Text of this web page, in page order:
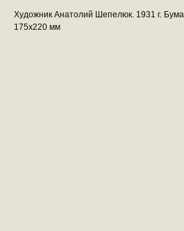
Художник Анатолий Шепелюк. 1931 г.
175х220 мм